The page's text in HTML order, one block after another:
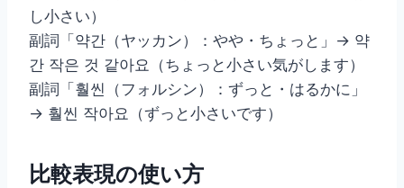
し小さい）
副詞「약간（ヤッカン）：やや・ちょっと」→ 약
간 작은 것 같아요（ちょっと小さい気がします）
副詞「훨씬（フォルシン）：ずっと・はるかに」
→ 훨씬 작아요（ずっと小さいです）
比較表現の使い方